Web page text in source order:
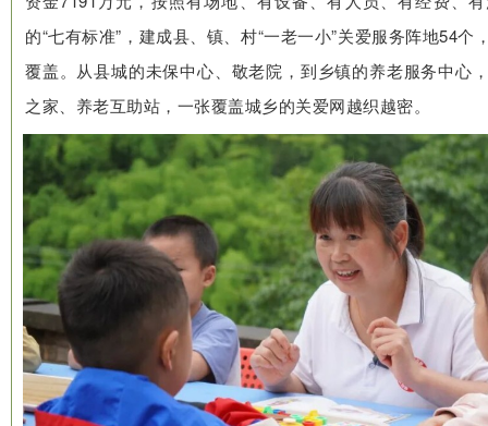
的“七有标准”，建成县、镇、村“一老一小”关爱服务阵地54个
覆盖。从县城的未保中心、敬老院，到乡镇的养老服务中心
之家、养老互助站，一张覆盖城乡的关爱网越织越密。